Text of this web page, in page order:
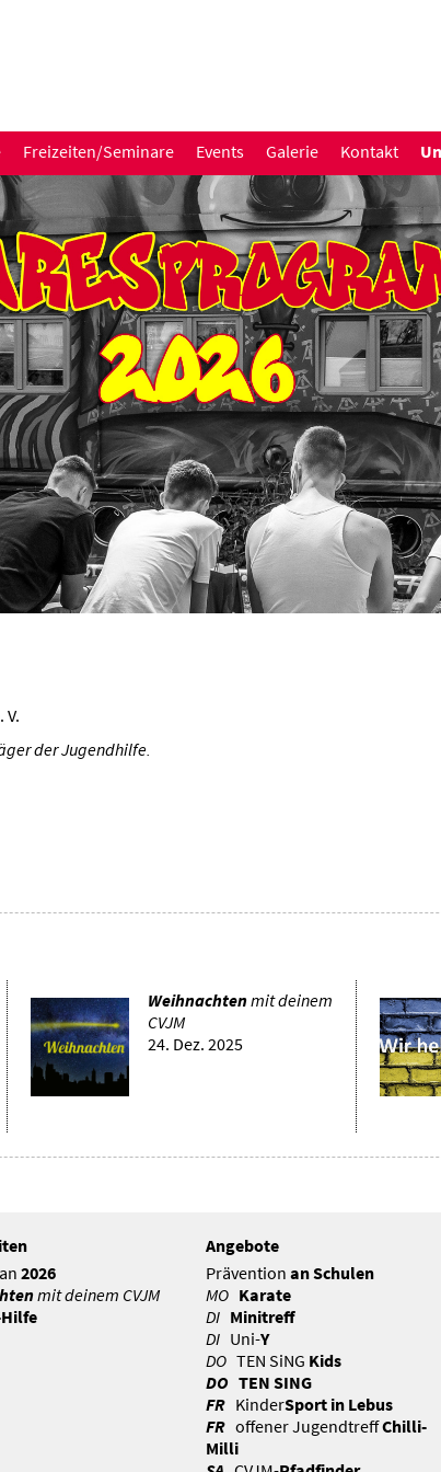
Freizeiten/Seminare Events Galerie Kontakt
der Jugendhilfe.
Weihnachtenmit deinem
CVJM
24. Dez. 2025
2026
mit deinem CVJM
Angebote
Prävention an Schulen
MO Karate
DI Minitreff
DI Uni-Y
DO TEN SiNG Kids
DO TEN SING
FR KinderSport in Lebus
FR offener JugendtreffChilli-
Milli